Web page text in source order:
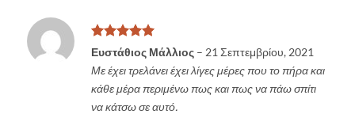
Βαθμολογήθηκε
από 5
Ευστάθιος Μάλλιος – 21 Σεπτεμβρίου, 2021
Με έχει τρελάνει έχει λίγες μέρες που το πήρα και
κάθε μέρα περιμένω πως και πως να πάω σπίτι
να κάτσω σε αυτό.